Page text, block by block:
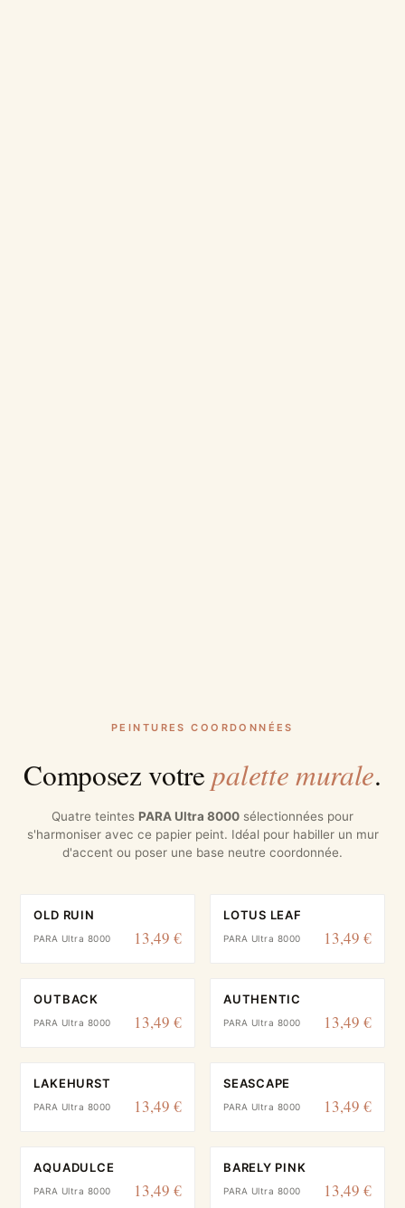
PEINTURES COORDONNÉES
Composez votrepalette murale.
Quatre teintes PARA Ultra 8000 sélectionnées pour
s'harmoniser avec ce papier peint. Idéal pour habiller un mur
d'accent ou poser une base neutre coordonnée.
OLD RUIN
PARA Ultra 8000 13,49 €
LOTUS LEAF
PARA Ultra 8000 13,49 €
OUTBACK
PARA Ultra 8000 13,49 €
AUTHENTIC
PARA Ultra 8000 13,49 €
LAKEHURST
PARA Ultra 8000 13,49 €
SEASCAPE
PARA Ultra 8000 13,49 €
AQUADULCE
PARA Ultra 8000 13,49 €
BARELY PINK
PARA Ultra 8000 13,49 €